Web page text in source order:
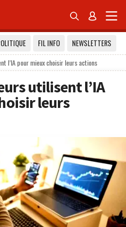
 
FIL INFO
NEWSLETTERS
l’IA pour mieux choisir leurs actions
utilisent l’IA
leurs